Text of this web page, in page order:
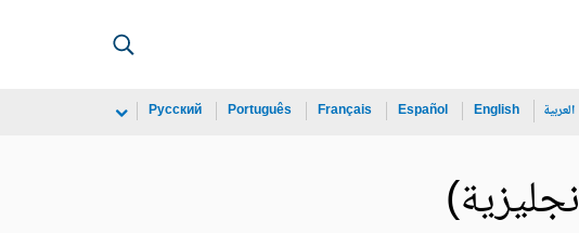
العربية English
Español
Français
Português
Русский